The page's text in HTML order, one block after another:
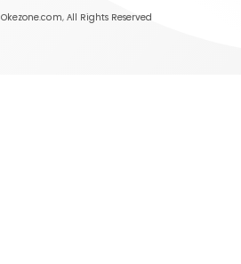
Okezone.com, All Rights Reserved